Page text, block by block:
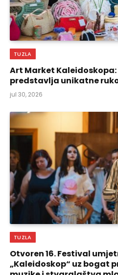
TUZLA
Art Market
predstavlja unikatne
jul 30, 2026
TUZLA
Otvoren 16. Festival
„Kaleidoskop“ uz bogat